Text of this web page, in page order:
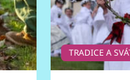
TRADICE A